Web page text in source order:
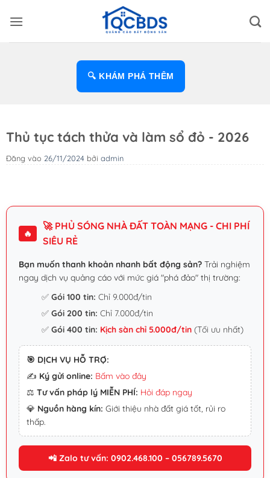
qua
🔍 KHÁM PHÁ THÊM
Thủ tục tách thửa và làm sổ đỏ - 2026
Đăng vào 26/11/2024 bởi admin
🔥
🚀 PHỦ SÓNG NHÀ ĐẤT TOÀN MẠNG - CHI PHÍ
SIÊU RẺ
Bạn muốn thanh khoản nhanh bất động sản? Trải nghiệm
ngay dịch vụ quảng cáo với mức giá "phá đảo" thị trường:
✅Gói 100 tin: Chỉ 9.000đ/tin
✅Gói 200 tin: Chỉ 7.000đ/tin
✅Gói 400 tin: Kịch sàn chỉ 5.000đ/tin (Tối ưu nhất)
🎯 DỊCH VỤ HỖ TRỢ:
✍️ Ký gửi online: Bấm vào đây
⚖️ Tư vấn pháp lý MIỄN PHÍ: Hỏi đáp ngay
💎 Nguồn hàng kín: Giới thiệu nhà đất giá tốt, rủi ro
thấp.
📲 Zalo tư vấn: 0902.468.100 – 056789.5670